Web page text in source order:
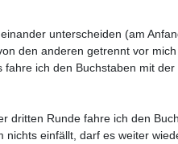
unterscheiden (am
den anderen getrennt vor
ich den Buchstaben mit
dritten Runde fahre ich den
einfällt, darf es weiter